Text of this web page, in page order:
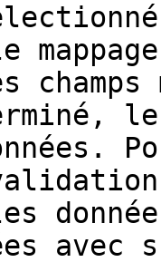
champs
le
avec